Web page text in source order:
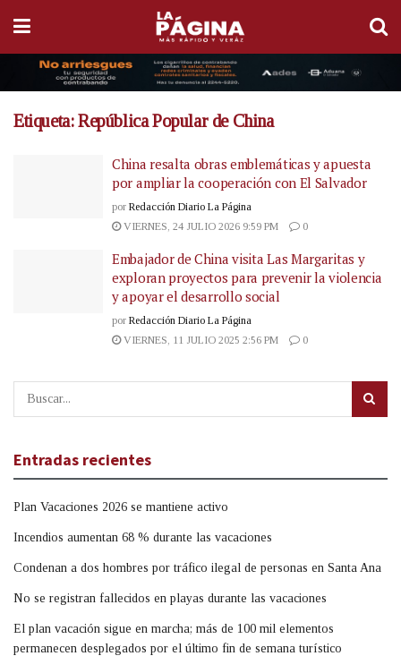
Etiqueta:República Popular de China
China resalta obras emblemáticas y apuesta
por ampliar la cooperación con El Salvador
por Redacción Diario La Página
VIERNES, 24 JULIO 2026 9:59 PM
0
Embajador de China visita Las Margaritas y
exploran proyectos para prevenir la violencia
y apoyar el desarrollo social
por Redacción Diario La Página
VIERNES, 11 JULIO 2025 2:56 PM
0
Entradas recientes
Plan Vacaciones 2026 se mantiene activo
Incendios aumentan 68 % durante las vacaciones
Condenan a dos hombres por tráfico ilegal de personas en Santa Ana
No se registran fallecidos en playas durante las vacaciones
El plan vacación sigue en marcha; más de 100 mil elementos
permanecen desplegados por el último fin de semana turístico